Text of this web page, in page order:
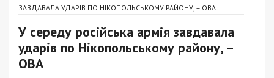
ЗАВДАВАЛА УДАРІВ ПО НІКОПОЛЬСЬКОМУ РАЙОНУ, – ОВА
У середу російська армія завдавала
ударів по Нікопольському району, –
ОВА